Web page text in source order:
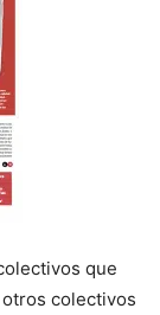
que
colectivos